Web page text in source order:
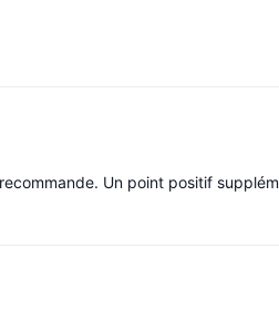
Un point positif